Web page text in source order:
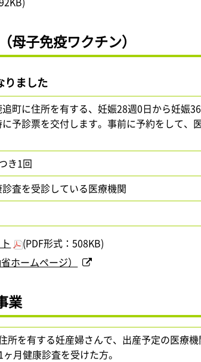
母子免疫ワクチン）
りました
追町に住所を有する、妊娠28週0日から妊娠
に予診票を交付します。事前に予約をして、
き1回
査を受診している医療機関
(PDF形式：508KB)
ホームページ）
業
所を有する妊産婦さんで、出産予定の医療
月健康診査を受けた方。